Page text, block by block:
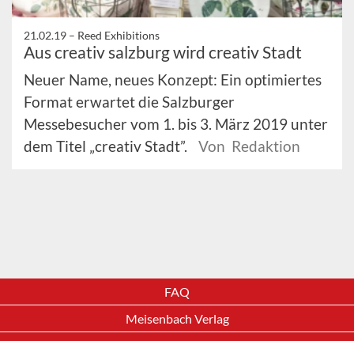
21.02.19 – Reed Exhibitions
Aus creativ salzburg wird creativ Stadt
Neuer Name, neues Konzept: Ein optimiertes
Format erwartet die Salzburger
Messebesucher vom 1. bis 3. März 2019 unter
dem Titel „creativ Stadt”.
Von Redaktion
FAQ
Meisenbach Verlag